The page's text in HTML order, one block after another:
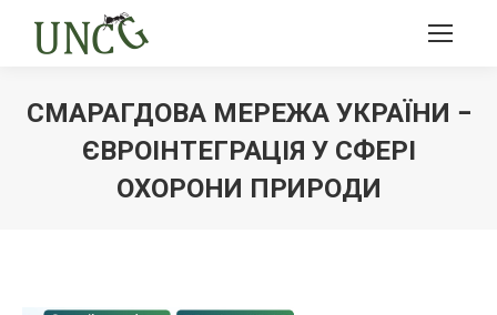
СМАРАГДОВА МЕРЕЖА УКРАЇНИ −
ЄВРОІНТЕГРАЦІЯ У СФЕРІ
ОХОРОНИ ПРИРОДИ